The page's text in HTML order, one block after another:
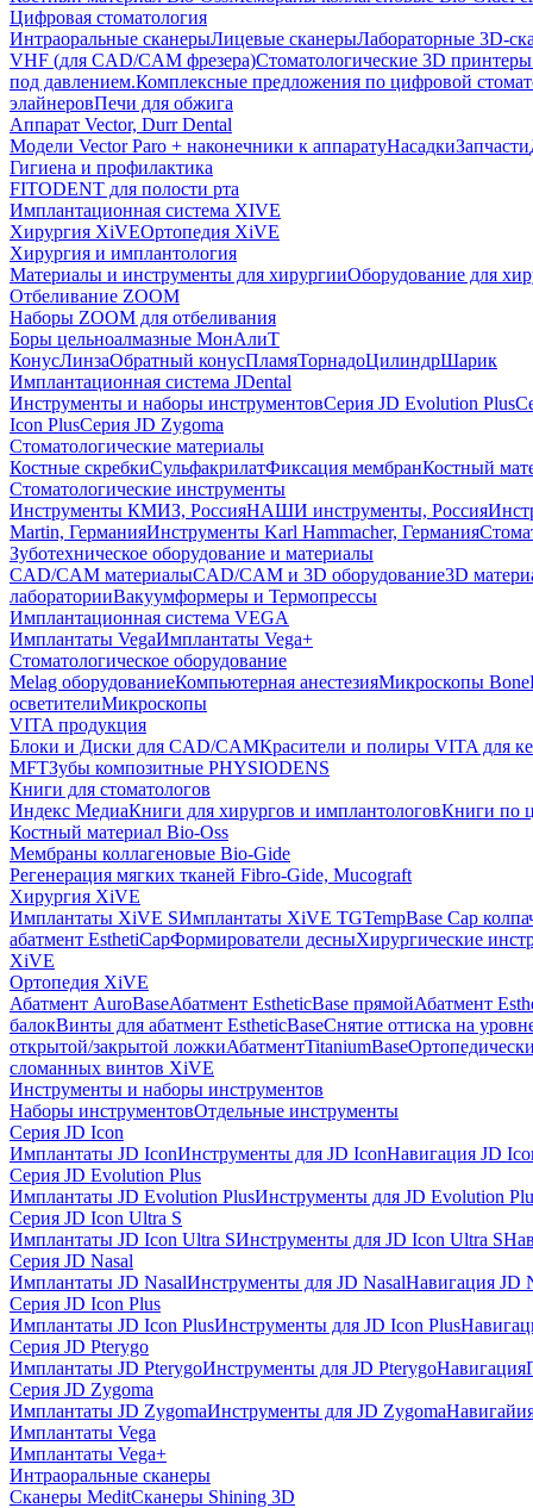
Цифровая стоматология
Интраоральные сканерыЛицевые сканерыЛабораторные 3D-
VHF (для CAD/CAM фрезера)Стоматологические 3D
под давлением.Комплексные предложения по цифровой
элайнеровПечи для обжига
Аппарат Vector, Durr Dental
Модели Vector Paro + наконечники к аппаратуНасадкиЗапчасти
Гигиена и профилактика
FITODENT для полости рта
Имплантационная система XIVE
Хирургия XiVEОртопедия XiVE
Хирургия и имплантология
Материалы и инструменты для хирургииОборудование для
Отбеливание ZOOM
Наборы ZOOM для отбеливания
Боры цельноалмазные МонАлиТ
КонусЛинзаОбратный конусПламяТорнадоЦилиндрШарик
Имплантационная система JDental
Инструменты и наборы инструментовСерия JD Evolution Plus
Icon PlusСерия JD Zygoma
Стоматологические материалы
Костные скребкиСульфакрилатФиксация мембранКостный
Стоматологические инструменты
Инструменты КМИЗ, РоссияНАШИ инструменты, Россия
Martin, ГерманияИнструменты Karl Hammacher, Германия
Зуботехническое оборудование и материалы
CAD/CAM материалыCAD/CAM и 3D оборудование3D
лабораторииВакуумформеры и Термопрессы
Имплантационная система VEGA
Имплантаты VegaИмплантаты Vega+
Стоматологическое оборудование
Melag оборудованиеКомпьютерная анестезияМикроскопы
осветителиМикроскопы
VITA продукция
Блоки и Диски для CAD/CAMКрасители и полиры VITA для
MFTЗубы композитные PHYSIODENS
Книги для стоматологов
Индекс МедиаКниги для хирургов и имплантологовКниги по
Костный материал Bio-Oss
Мембраны коллагеновые Bio-Gide
Регенерация мягких тканей Fibro-Gide, Mucograft
Хирургия XiVE
Имплантаты XiVE SИмплантаты XiVE TGTempBase Cap
абатмент EsthetiCapФормирователи десныХирургические
XiVE
Ортопедия XiVE
Абатмент AuroBaseАбатмент EstheticBase прямойАбатмент
балокВинты для абатмент EstheticBaseСнятие оттиска на
открытой/закрытой ложкиАбатментTitaniumBase
сломанных винтов XiVE
Инструменты и наборы инструментов
Наборы инструментовОтдельные инструменты
Серия JD Icon
Имплантаты JD IconИнструменты для JD IconНавигация JD
Серия JD Evolution Plus
Имплантаты JD Evolution PlusИнструменты для JD Evolution
Серия JD Icon Ultra S
Имплантаты JD Icon Ultra SИнструменты для JD Icon Ultra S
Серия JD Nasal
Имплантаты JD NasalИнструменты для JD NasalНавигация JD
Серия JD Icon Plus
Имплантаты JD Icon PlusИнструменты для JD Icon Plus
Серия JD Pterygo
Имплантаты JD PterygoИнструменты для JD PterygoНавигация
Серия JD Zygoma
Имплантаты JD ZygomaИнструменты для JD Zygoma
Имплантаты Vega
Имплантаты Vega+
Интраоральные сканеры
Сканеры MeditСканеры Shining 3D